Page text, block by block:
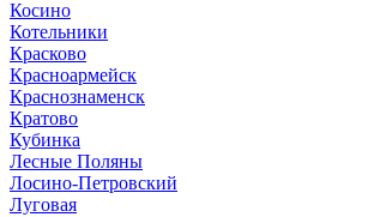
Косино
Котельники
Красково
Красноармейск
Краснознаменск
Кратово
Кубинка
Лесные Поляны
Лосино-Петровский
Луговая